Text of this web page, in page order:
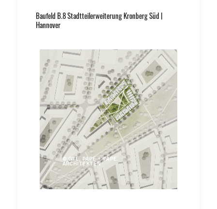
Baufeld B.8 Stadtteilerweiterung Kronberg Süd |
Hannover
© GTL, PAPE + PAPE
ARCHITEKTEN